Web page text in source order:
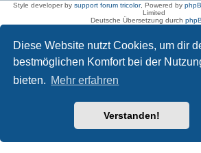
Diese Website nutzt Cookies, um dir
bestmöglichen Komfort bei der
bieten. Mehr erfahren
Verstanden!
Style developer by support forum tricolor, Powered by
Limited
Deutsche Übersetzung durch
Impressum und